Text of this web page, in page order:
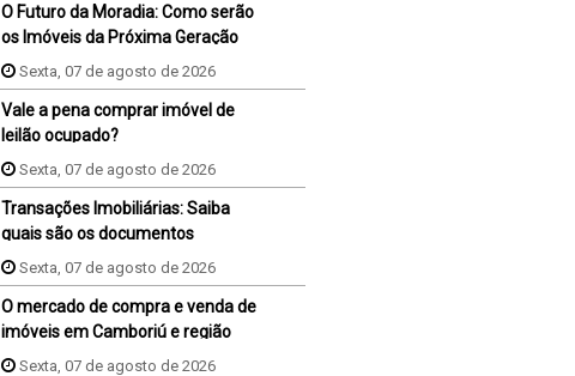
O Futuro da Moradia: Como serão
os Imóveis da Próxima Geração
Sexta, 07 de agosto de 2026
Vale a pena comprar imóvel de
leilão ocupado?
Sexta, 07 de agosto de 2026
Transações Imobiliárias: Saiba
quais são os documentos
necessários para comprar um
imóvel
Sexta, 07 de agosto de 2026
O mercado de compra e venda de
imóveis em Camboriú e região
Sexta, 07 de agosto de 2026